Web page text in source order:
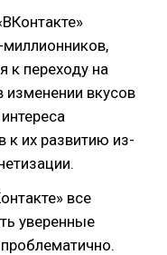
к переходу на
изменении вкусов
к их развитию из-
все
уверенные